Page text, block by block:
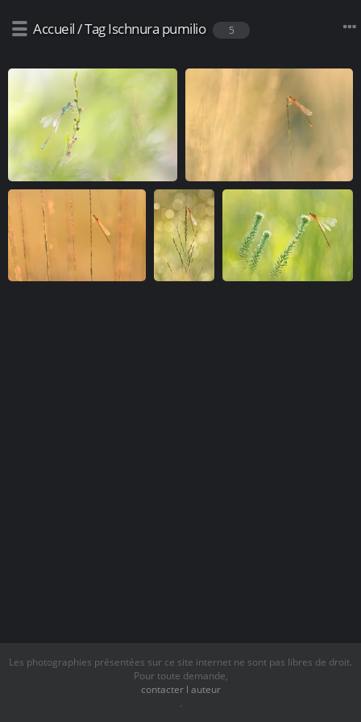
Accueil/TagIschnura pumilio 5
Les photographies présentées sur ce site internet ne sont pas libres de droit.
Pour toute demande,
contacter l auteur
.